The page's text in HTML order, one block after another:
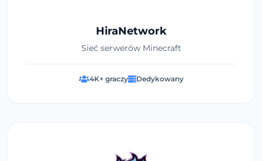
HiraNetwork
Sieć serwerów Minecraft
4K+ graczy Dedykowany